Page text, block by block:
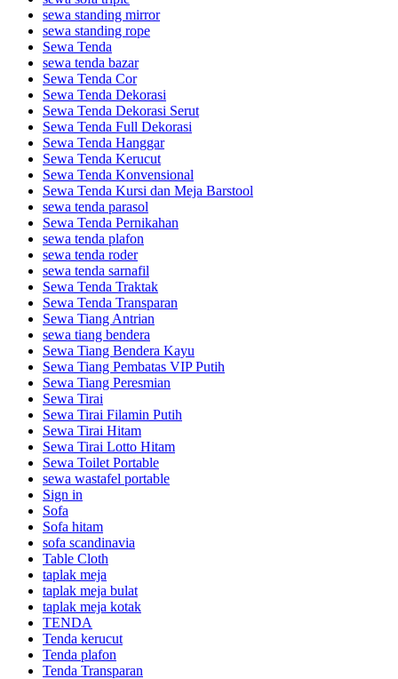
sewa standing mirror
sewa standing rope
Sewa Tenda
sewa tenda bazar
Sewa Tenda Cor
Sewa Tenda Dekorasi
Sewa Tenda Dekorasi Serut
Sewa Tenda Full Dekorasi
Sewa Tenda Hanggar
Sewa Tenda Kerucut
Sewa Tenda Konvensional
Sewa Tenda Kursi dan Meja Barstool
sewa tenda parasol
Sewa Tenda Pernikahan
sewa tenda plafon
sewa tenda roder
sewa tenda sarnafil
Sewa Tenda Traktak
Sewa Tenda Transparan
Sewa Tiang Antrian
sewa tiang bendera
Sewa Tiang Bendera Kayu
Sewa Tiang Pembatas VIP Putih
Sewa Tiang Peresmian
Sewa Tirai
Sewa Tirai Filamin Putih
Sewa Tirai Hitam
Sewa Tirai Lotto Hitam
Sewa Toilet Portable
sewa wastafel portable
Sign in
Sofa
Sofa hitam
sofa scandinavia
Table Cloth
taplak meja
taplak meja bulat
taplak meja kotak
TENDA
Tenda kerucut
Tenda plafon
Tenda Transparan